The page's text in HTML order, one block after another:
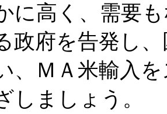
に高く、需要
政府を告発し
、ＭＡ米輸入
しましょう。